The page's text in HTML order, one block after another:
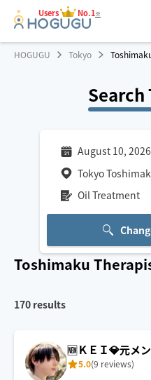
Users No.1※
HOGUGU Tokyo
August 10, 2026
Tokyo
Oil Treatment
Toshimaku
170 results
🆕ＫＥＩ💎元メ
5.0(9 reviews)